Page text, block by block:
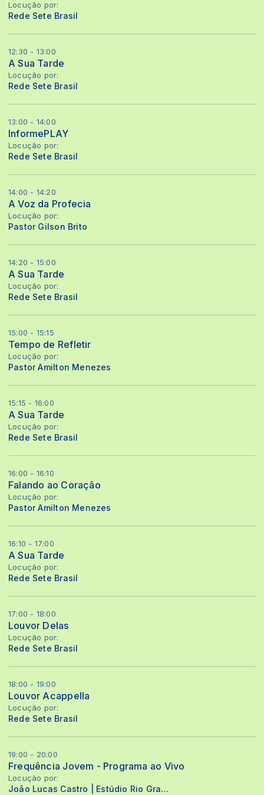
Locução por:
Rede Sete Brasil
12:30 - 13:00
A Sua Tarde
Locução por:
Rede Sete Brasil
13:00 - 14:00
InformePLAY
Locução por:
Rede Sete Brasil
14:00 - 14:20
A Voz da Profecia
Locução por:
Pastor Gilson Brito
14:20 - 15:00
A Sua Tarde
Locução por:
Rede Sete Brasil
15:00 - 15:15
Tempo de Refletir
Locução por:
Pastor Amilton Menezes
15:15 - 16:00
A Sua Tarde
Locução por:
Rede Sete Brasil
16:00 - 16:10
Falando ao Coração
Locução por:
Pastor Amilton Menezes
16:10 - 17:00
A Sua Tarde
Locução por:
Rede Sete Brasil
17:00 - 18:00
Louvor Delas
Locução por:
Rede Sete Brasil
18:00 - 19:00
Louvor Acappella
Locução por:
Rede Sete Brasil
19:00 - 20:00
Frequência Jovem - Programa ao Vivo
Locução por:
João Lucas Castro | Estúdio Rio Grande do Sul |